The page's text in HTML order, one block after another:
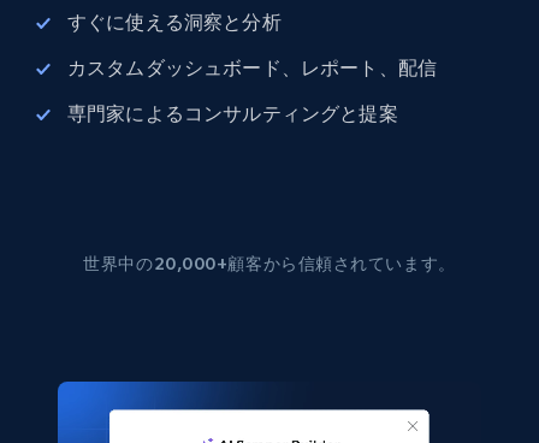
すぐに使える洞察と分析
カスタムダッシュボード、レポート、配信
専門家によるコンサルティングと提案
世界中の20,000+顧客から信頼されています。